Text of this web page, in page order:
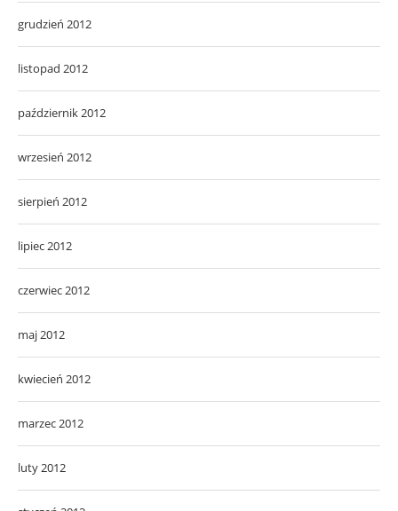
grudzień 2012
listopad 2012
październik 2012
wrzesień 2012
sierpień 2012
lipiec 2012
czerwiec 2012
maj 2012
kwiecień 2012
marzec 2012
luty 2012